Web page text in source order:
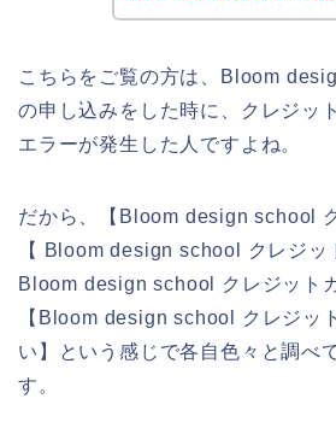
こちらをご覧の方は、Bloom
の申し込みをした時に、クレジッ
エラーが発生した人ですよね。
だから、【Bloom design school
【 Bloom design school クレジ
Bloom design school クレジット
【Bloom design school クレジ
い】という感じで各自色々と調べ
す。